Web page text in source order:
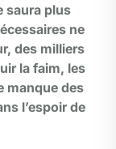
saura plus
ne
des milliers
la faim, les
manque des
l’espoir de